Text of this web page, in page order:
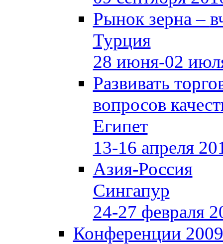
Рынок зерна –
Турция
28 июня-02
Развивать
вопросов
Египет
13-16 апреля
Азия-Россия
Сингапур
24-27 февраля
Конференции 2009